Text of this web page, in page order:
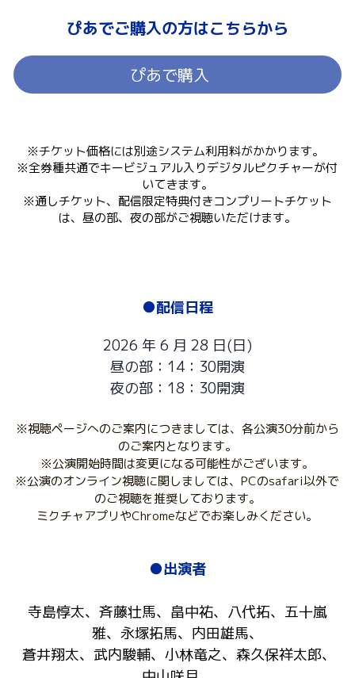
ぴあでご購入の方はこちらから
ぴあで購入
※チケット価格には別途システム利用料がかかります。
※全券種共通でキービジュアル入りデジタルピクチャーが付
いてきます。
※通しチケット、配信限定特典付きコンプリートチケット
は、昼の部、夜の部がご視聴いただけます。
●配信日程
2026 年 6 月 28 日(日)
昼の部：14：30開演
夜の部：18：30開演
※視聴ページへのご案内につきましては、各公演30分前から
のご案内となります。
※公演開始時間は変更になる可能性がございます。
※公演のオンライン視聴に関しましては、PCのsafari以外で
のご視聴を推奨しております。
ミクチャアプリやChromeなどでお楽しみください。
●出演者
寺島惇太、斉藤壮馬、畠中祐、八代拓、五十嵐
雅、永塚拓馬、内田雄馬、
蒼井翔太、武内駿輔、小林竜之、森久保祥太郎、